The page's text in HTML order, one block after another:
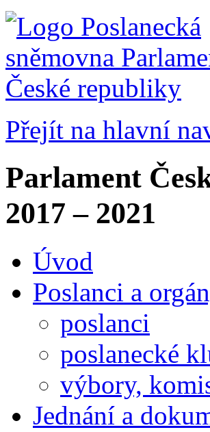
Přejít na hlavní
Parlament
2017 – 2021
Úvod
Poslanci a
poslanci
poslanecké
výbory,
Jednání a